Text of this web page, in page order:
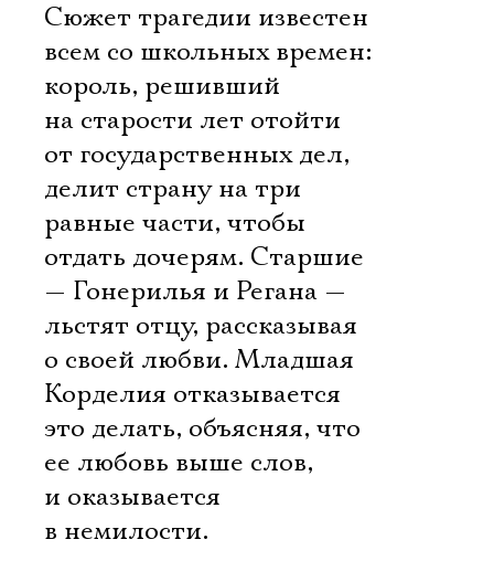
Сюжет трагедии известен
всем со школьных времен:
король, решивший
на старости лет отойти
от государственных дел,
делит страну на три
равные части, чтобы
отдать дочерям. Старшие
— Гонерилья и Регана —
льстят отцу, рассказывая
о своей любви. Младшая
Корделия отказывается
это делать, объясняя, что
ее любовь выше слов,
и оказывается
в немилости.